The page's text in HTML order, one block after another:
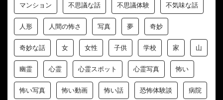
マンション 不思議な話 不思議体験 不気味な話
人形 人間の怖さ 写真 夢 奇妙
奇妙な話 女 女性 子供 学校 家 山
幽霊 心霊 心霊スポット 心霊写真 怖い
怖い写真 怖い動画 怖い話 恐怖体験談 病院